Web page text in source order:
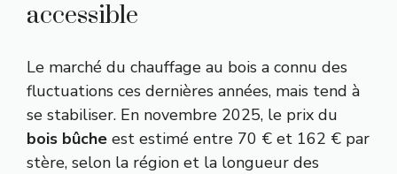
accessible
Le marché du chauffage au bois a connu des
fluctuations ces dernières années, mais tend à
se stabiliser. En novembre 2025, le prix du
bois bûche est estimé entre 70 € et 162 € par
stère, selon la région et la longueur des